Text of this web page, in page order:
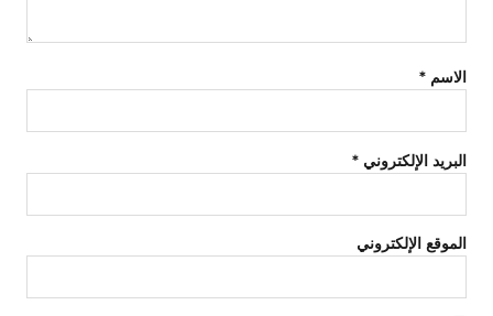
الاسم *
البريد الإلكتروني *
الموقع الإلكتروني